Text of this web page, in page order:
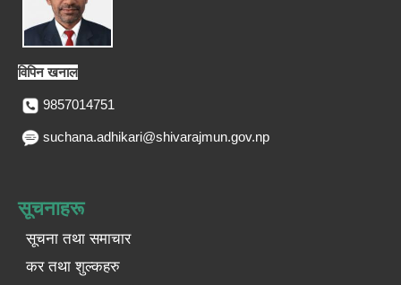
विपिन खनाल
9857014751
suchana.adhikari@shivarajmun.gov.np
सूचनाहरू
सूचना तथा समाचार
कर तथा शुल्कहरु